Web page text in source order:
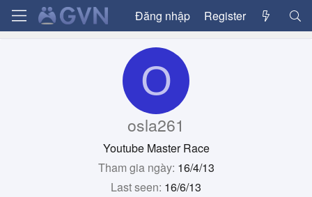
Đăng nhập Register
O
osla261
Youtube Master Race
Tham gia ngày 16/4/13
Last seen 16/6/13